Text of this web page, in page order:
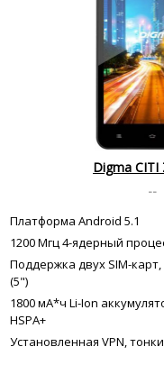
Digma CITI
--
Платформа Android 5.1
1200 Мгц 4-ядерный
Поддержка двух SIM-
(5")
1800 мА*ч Li-Ion
HSPA+
Установленная VPN,